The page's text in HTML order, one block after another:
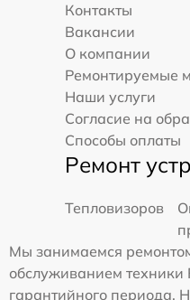
Контакты
Вакансии
О компании
Ремонтируемые
Наши услуги
Согласие на
Способы оплаты
Ремонт
Тепловизоров
Мы занимаемся
обслуживанием техники
гарантийного периода.